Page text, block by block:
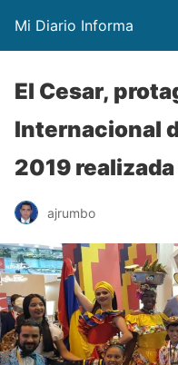
Mi Diario Informa
El Cesar,
Internacional
2019
ajrumbo